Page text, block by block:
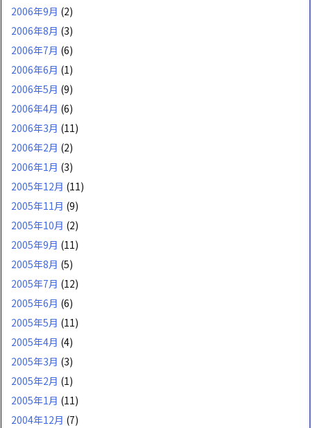
2006年9月 (2)
2006年8月 (3)
2006年7月 (6)
2006年6月 (1)
2006年5月 (9)
2006年4月 (6)
2006年3月 (11)
2006年2月 (2)
2006年1月 (3)
2005年12月 (11)
2005年11月 (9)
2005年10月 (2)
2005年9月 (11)
2005年8月 (5)
2005年7月 (12)
2005年6月 (6)
2005年5月 (11)
2005年4月 (4)
2005年3月 (3)
2005年2月 (1)
2005年1月 (11)
2004年12月 (7)